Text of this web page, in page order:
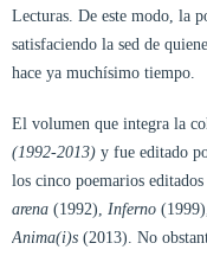
Lecturas. De este modo, la
satisfaciendo la sed de
hace ya muchísimo tiempo.
El volumen que integra la
(1992-2013) y fue editado
los cinco poemarios
arena (1992), Inferno
Anima(i)s (2013). No